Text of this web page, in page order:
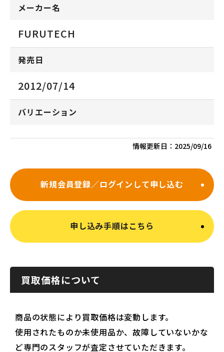
メーカー名
FURUTECH
発売日
2012/07/14
バリエーション
情報更新日： 2025/09/16
新規会員登録／ログインして申し込む
申し込み手順はこちら
買取価格について
商品の状態により買取価格は変動します。
使用されたものか未使用品か、故障していないかな
ど専門のスタッフが査定させていただきます。